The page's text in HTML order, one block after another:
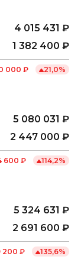
4 015 431 ₽
1 382 400 ₽
000 ₽ 21,0%
5 080 031 ₽
2 447 000 ₽
600 ₽ 114,2%
5 324 631 ₽
2 691 600 ₽
200 ₽ 135,6%